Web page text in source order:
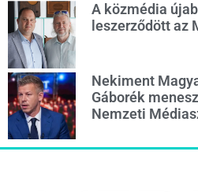
A közmédia
leszerződött az
Nekiment
Gáborék
Nemzeti